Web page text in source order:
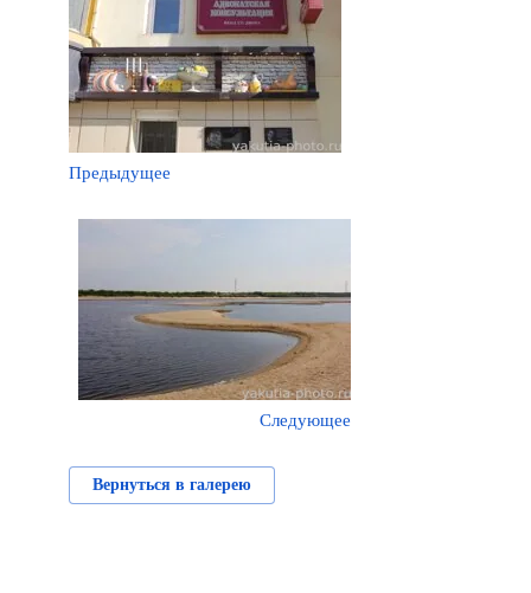
Предыдущее
Следующее
Вернуться в галерею